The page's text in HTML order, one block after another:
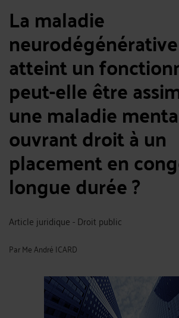
La maladie
atteint un
peut-elle être
une maladie
ouvrant droit à un
placement en
longue durée ?
Article juridique - Droit public
ParMe André ICARD